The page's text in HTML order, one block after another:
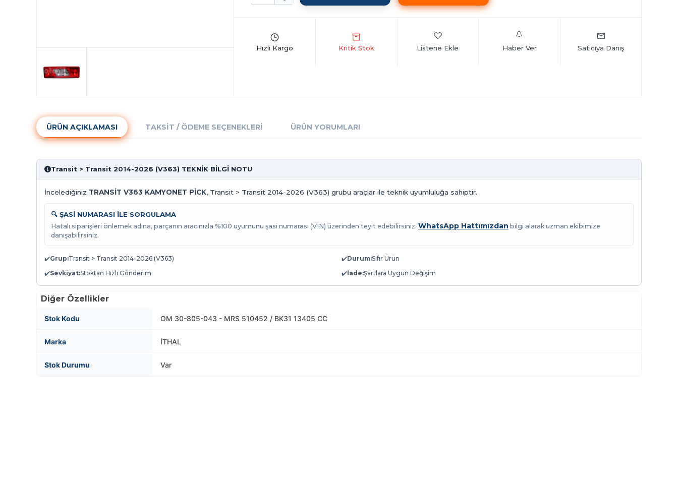
Listene Ekle Haber Ver Satıcıya Danış
ÜRÜN AÇIKLAMASI TAKSIT / ÖDEME SEÇENEKLERI ÜRÜN YORUMLARI
Transit > Transit 2014-2026 (V363) TEKNİK BİLGİ NOTU
İncelediğiniz TRANSİT V363 KAMYONET PİCK, Transit > Transit 2014-2026 (V363) grubu araçlar ile teknik uyumluluğa sahiptir.
🔍 ŞASİ NUMARASI İLE SORGULAMA
Hatalı siparişleri önlemek adına, parçanın aracınızla %100 uyumunu şasi numarası (VIN) üzerinden teyit edebilirsiniz. WhatsApp Hattımızdan bilgi alarak uzman ekibimize
danışabilirsiniz.
✔️Grup:Transit > Transit 2014-2026 (V363) ✔️Durum:Sıfır Ürün
✔️Sevkiyat:Stoktan Hızlı Gönderim ✔️İade:Şartlara Uygun Değişim
Diğer Özellikler
Stok Kodu OM 30-805-043 - MRS 510452 / BK31 13405 CC
Marka İTHAL
Stok Durumu Var